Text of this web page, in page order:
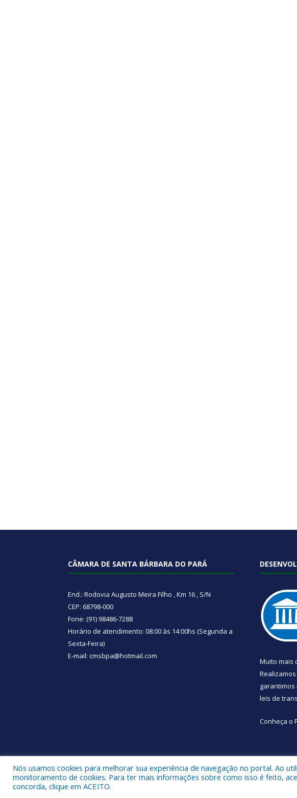
CÂMARA DE SANTA BÁRBARA DO PARÁ
End.: Rodovia Augusto Meira Filho , Km 16 , S/N
CEP: 68798-000
Fone: (91) 98486-7288
Horário de atendimento: 08:00 às 14:00hs (Segunda a
Sexta-Feira)
E-mail: cmsbpa@hotmail.com
Muito mais
garantimos
leis de
Conheça o
Todos os direitos reservados a Câmara Municipal de Santa Bárbara do
Nós usamos cookies para melhorar sua experiência de navegação no portal. Ao
monitoramento de cookies. Para ter mais informações sobre como isso é feito,
concorda, clique em ACEITO.